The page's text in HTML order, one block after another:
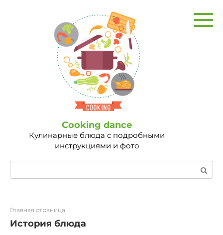
Сooking dance
Кулинарные блюда с подробными
инструкциями и фото
Поиск:
Главная страница
История блюда